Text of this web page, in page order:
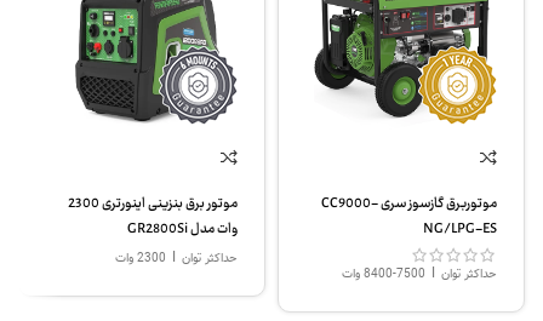
موتوربرق گازسوز سری CC9000-
NG/LPG-ES
حداکثر توان | 7500-8400 وات
موتور برق بنزینی اینورتری 2300
وات مدل GR2800Si
حداکثر توان | 2300 وات